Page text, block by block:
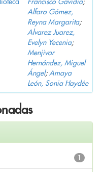
Alfaro Gómez,
Reyna Margarita;
Alvarez Juarez,
Evelyn Yecenia;
Menjivar
Hernández, Miguel
Ángel; Amaya
León, Sonia Haydée
1